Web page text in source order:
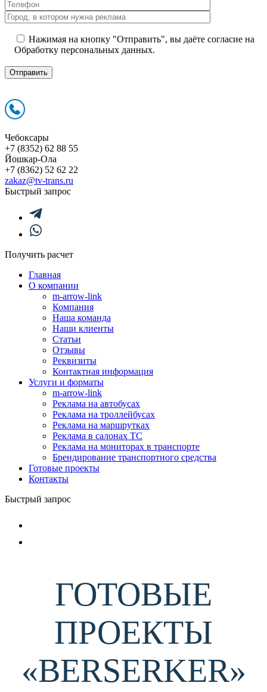
Нажимая на кнопку "Отправить", вы даёте согласие на
Обработку персональных данных.
Чебоксары
+7 (8352) 62 88 55
Йошкар-Ола
+7 (8362) 52 62 22
zakaz@tv-trans.ru
Быстрый запрос
Получить расчет
Главная
О компании
m-arrow-link
Компания
Наша команда
Наши клиенты
Статьи
Отзывы
Реквизиты
Контактная информация
Услуги и форматы
m-arrow-link
Реклама на автобусах
Реклама на троллейбусах
Реклама на маршрутках
Реклама в салонах ТС
Реклама на мониторах в транспорте
Брендирование транспортного средства
Готовые проекты
Контакты
Быстрый запрос
ГОТОВЫЕ
ПРОЕКТЫ
«BERSERKER»